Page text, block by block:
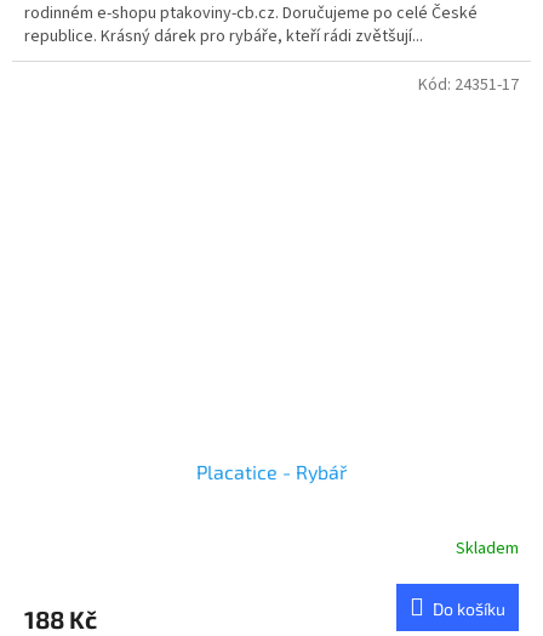
rodinném e-shopu ptakoviny-cb.cz. Doručujeme po celé České
republice. Krásný dárek pro rybáře, kteří rádi zvětšují...
Placatice - Rybář
Skladem
188 Kč Do košíku
Kód: 24351-17